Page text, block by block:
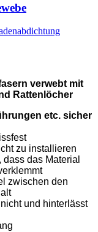
verwebt mit
Rattenlöcher
etc. sicher
zu installieren
das Material
zwischen den
und hinterlässt